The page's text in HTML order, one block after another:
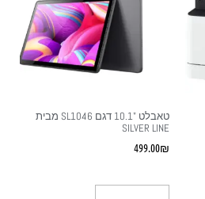
טאבלט "10.1 דגם SL1046 מבית
SILVER LINE
499.00₪